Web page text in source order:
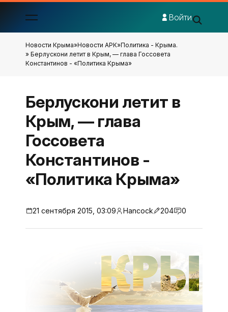
Войти
Новости Крыма»Новости АРК»Политика - Крыма.
» Берлускони летит в Крым, — глава Госсовета
Константинов - «Политика Крыма»
Берлускони летит в
Крым, — глава
Госсовета
Константинов -
«Политика Крыма»
21 сентября 2015, 03:09 Hancock 204 0